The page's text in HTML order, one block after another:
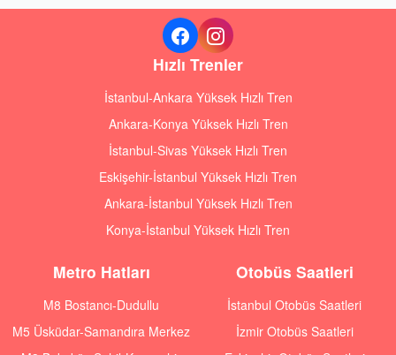
Hızlı Trenler
İstanbul-Ankara Yüksek Hızlı Tren
Ankara-Konya Yüksek Hızlı Tren
İstanbul-Sivas Yüksek Hızlı Tren
Eskişehir-İstanbul Yüksek Hızlı Tren
Ankara-İstanbul Yüksek Hızlı Tren
Konya-İstanbul Yüksek Hızlı Tren
Metro Hatları
M8 Bostancı-Dudullu
M5 Üsküdar-Samandıra Merkez
Otobüs Saatleri
İstanbul Otobüs Saatleri
İzmir Otobüs Saatleri